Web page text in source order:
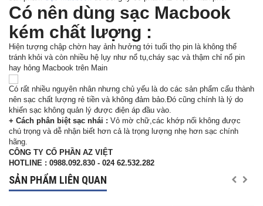
Có nên dùng sạc Macbook
kém chất lượng :
Hiện tượng chập chờn hay ảnh hưởng tới tuổi thọ pin là không thể
tránh khỏi và còn nhiều hệ lụy như nổ tụ,cháy sạc và thậm chỉ nổ pin
hay hỏng Macbook trên Main
Có rất nhiều nguyên nhân nhưng chủ yếu là do các sản phẩm cấu thành
nên sạc chất lượng rẻ tiền và không đảm bảo.Đó cũng chính là lý do
khiến sạc không quản lý được điện áp đầu vào.
+ Cách phân biệt sạc nhái : Vỏ mờ chữ,các khớp nối không được
chú trọng và dễ nhận biết hơn cả là trọng lượng nhẹ hơn sạc chính
hãng.
CÔNG TY CỔ PHẦN AZ VIỆT
HOTLINE : 0988.092.830 - 024 62.532.282
SẢN PHẨM LIÊN QUAN